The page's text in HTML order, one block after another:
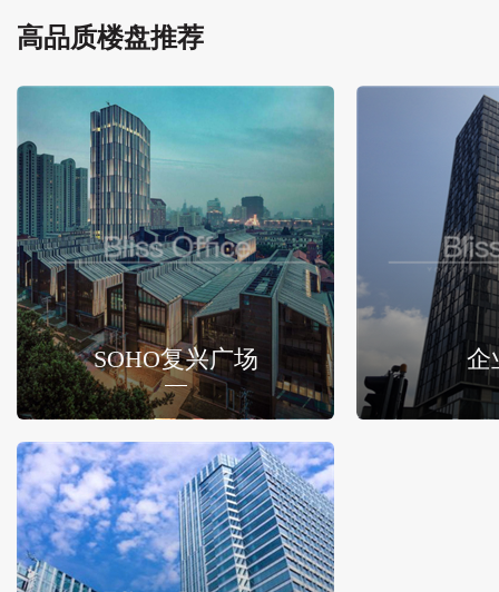
高品质楼盘推荐
SOHO复兴广场 企